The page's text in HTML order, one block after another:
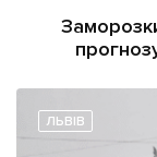
Інтерв'ю
Картки
Репортаж
ЛЬВІВ